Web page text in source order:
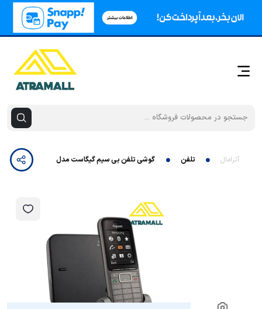
آترامال تلفن گوشی تلفن بی سیم گیگاست مدل SL750 Pro